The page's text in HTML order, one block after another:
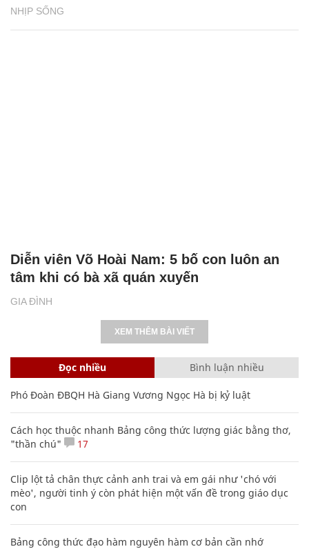
NHỊP SỐNG
GIA ĐÌNH
Diễn viên Võ Hoài Nam: 5 bố con luôn an
tâm khi có bà xã quán xuyến
XEM THÊM BÀI VIẾT
Đọc nhiều Bình luận nhiều
Phó Đoàn ĐBQH Hà Giang Vương Ngọc Hà bị kỷ luật
Cách học thuộc nhanh Bảng công thức lượng giác bằng thơ,
"thần chú"
17
Clip lột tả chân thực cảnh anh trai và em gái như 'chó với
mèo', người tinh ý còn phát hiện một vấn đề trong giáo dục
con
Bảng công thức đạo hàm nguyên hàm cơ bản cần nhớ